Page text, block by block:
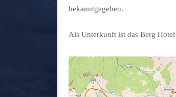
bekanntgegeben.
Als Unterkunft ist das Berg Hotel